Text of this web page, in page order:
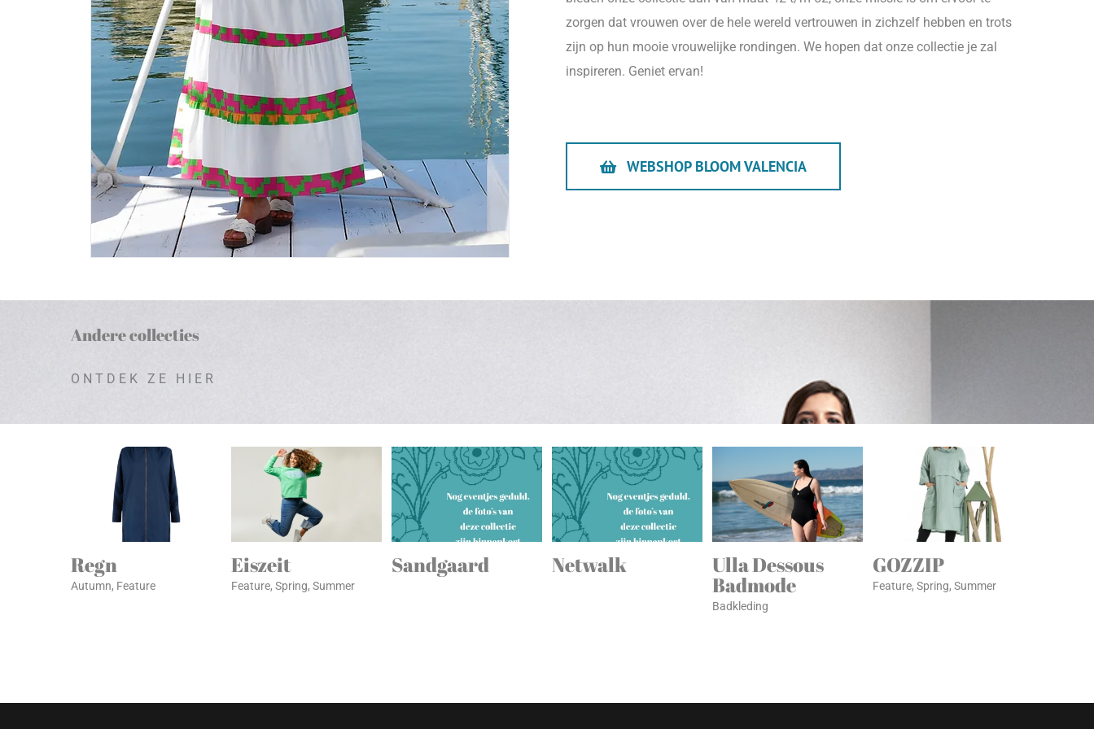
zorgen dat vrouwen over de hele wereld vertrouwen in zichzelf hebben en trots
zijn op hun mooie vrouwelijke rondingen. We hopen dat onze collectie je zal
inspireren. Geniet ervan!
WEBSHOP BLOOM VALENCIA
Andere collecties
ONTDEK ZE HIER
Regn
Autumn, Feature
Eiszeit
Feature, Spring, Summer
Sandgaard Netwalk Ulla Dessous
Badmode
Badkleding
GOZZIP
Feature, Spring, Summer